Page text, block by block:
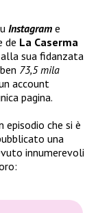
Instagram e
de La Caserma
sua fidanzata
73,5 mila
account
pagina.
che si è
una
innumerevoli